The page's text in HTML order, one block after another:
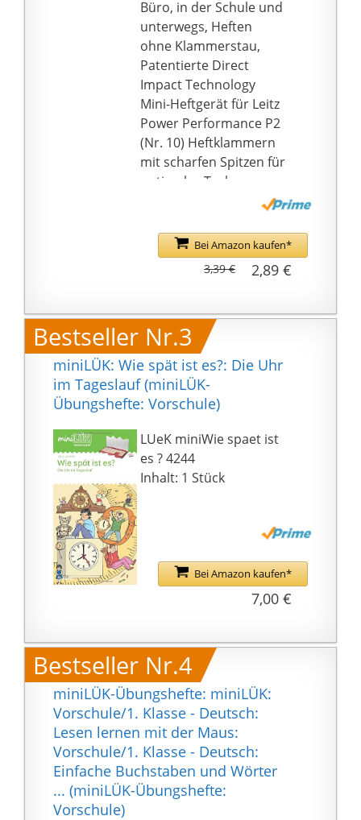
Büro, in der Schule und
unterwegs, Heften
ohne Klammerstau,
Patentierte Direct
Impact Technology
Mini-Heftgerät für Leitz
Power Performance P2
(Nr. 10) Heftklammern
mit scharfen Spitzen für
optimales Tackern,
Ideal für 1 bis 10 Blatt
Integrierter
Entklammerer,
Nachfüllanzeige,
oben dank
Oberlademechanik,
Praktische
Nagelfunktion dank 180
Grad Öffnung,
Handliches Heftgerät
für kleinste
Federmäppchen
Kombinierbar mit Leitz
Garantie bei der
Verwendung von Leitz
Deutschland und GS-
geprüft
Lieferumfang: 1 x Leitz
Mini-Heftgerät aus
Kunststoff, Maße
(BxHxT): 29 x 38 x 101
mm, Gewicht: 70 g,
Farbe: Blau,
Kartonverpackung,
Bei Amazon kaufen*
2,89 €
3,39 €
Bestseller Nr.3
miniLÜK: Wie spät ist es?: Die Uhr
im Tageslauf (miniLÜK-
Übungshefte: Vorschule)
LUeK miniWie spaet ist
es ? 4244
Inhalt: 1 Stück
Bei Amazon kaufen*
7,00 €
Bestseller Nr.4
miniLÜK-Übungshefte: miniLÜK:
Vorschule/1. Klasse - Deutsch:
Lesen lernen mit der Maus:
Vorschule/1. Klasse - Deutsch:
Einfache Buchstaben und Wörter
... (miniLÜK-Übungshefte:
Vorschule)